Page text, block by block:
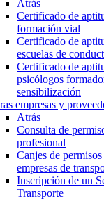
Atrás
Certificado de
formación vial
Certificado de
escuelas de
Certificado de
psicólogos
sensibilización
empresas y
Atrás
Consulta de
profesional
Canjes de
empresas de
Inscripción de un
Transporte